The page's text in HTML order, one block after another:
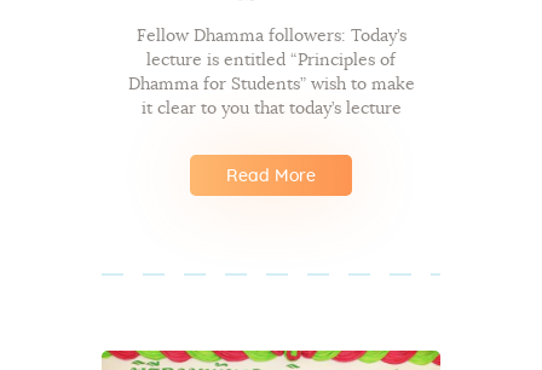
Fellow Dhamma followers: Today’s
lecture is entitled “Principles of
Dhamma for Students” wish to make
it clear to you that today’s lecture
Read More